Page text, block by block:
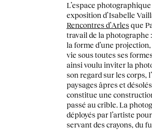
L’espace
exposition d’Isabelle
Rencontres d’Arlesque
travail de la photographe
la forme d’une
vie sous toutes ses
ainsi voulu inviter la
son regard sur les corps,
paysages âpres et
constitue une
passé au crible. La
déployés par l’artiste
servant des crayons, du